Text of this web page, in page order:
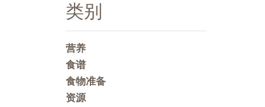
类别
营养
食谱
食物准备
资源